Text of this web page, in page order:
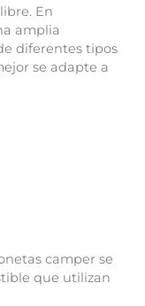
En
amplia
diferentes tipos
se adapte a
camper se
que utilizan